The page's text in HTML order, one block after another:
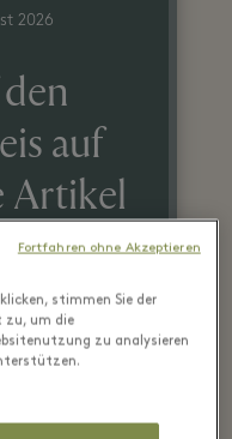
2026
auf
Artikel
stimmen Sie der
zu, um die
zu analysieren
Fortfahren ohne Akzeptieren